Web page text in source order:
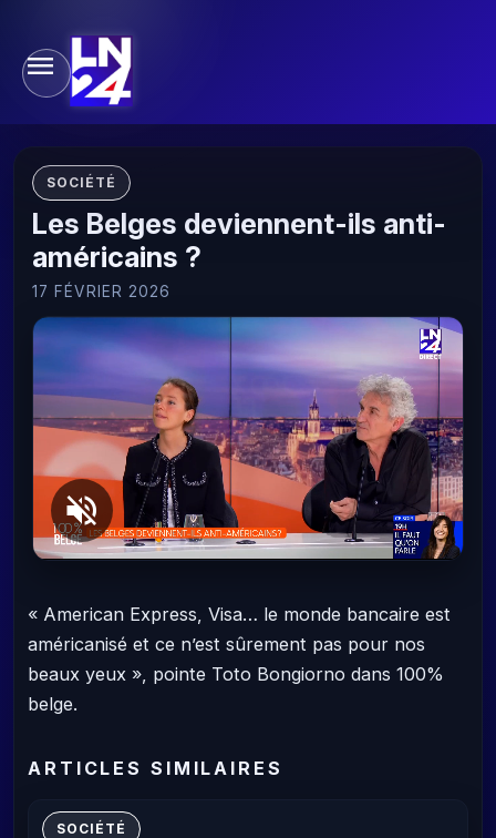
SOCIÉTÉ
Les Belges deviennent-ils anti-
américains ?
17 FÉVRIER 2026
« American Express, Visa… le monde bancaire est
américanisé et ce n’est sûrement pas pour nos
beaux yeux », pointe Toto Bongiorno dans 100%
belge.
ARTICLES SIMILAIRES
SOCIÉTÉ